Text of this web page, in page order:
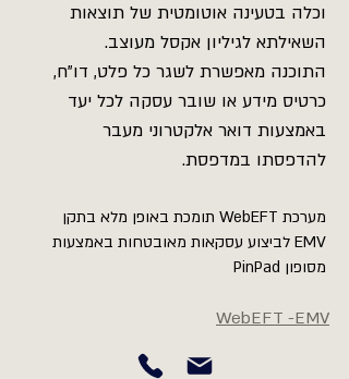
וכלה בטעינה אוטומטית של תוצאות
השאילתא לגיליון אקסל מעוצב.
התוכנה מאפשרת לשגר כל פלט, דו"ח,
כרטיס מידע או שובר עסקה לכל יעד
באמצעות דואר אלקטרוני מעבר
להדפסתו במדפסת.
מערכת WebEFT תומכת באופן מלא בתקן
EMV לביצוע עסקאות מאובטחות באמצעות
מסופון PinPad
WebEFT -EMV